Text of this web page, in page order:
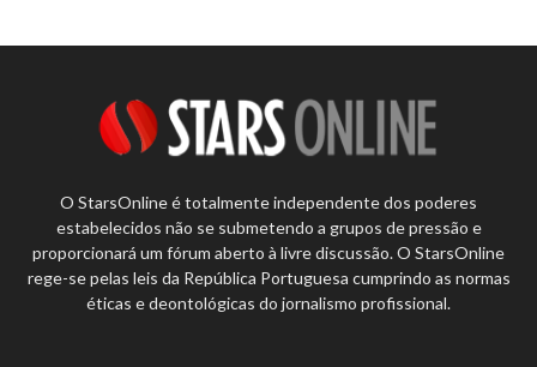
O StarsOnline é totalmente independente dos poderes
estabelecidos não se submetendo a grupos de pressão e
proporcionará um fórum aberto à livre discussão. O StarsOnline
rege-se pelas leis da República Portuguesa cumprindo as normas
éticas e deontológicas do jornalismo profissional.